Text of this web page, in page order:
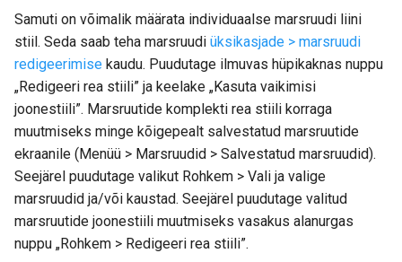
Samuti on võimalik määrata individuaalse marsruudi liini
stiil. Seda saab teha marsruudi üksikasjade > marsruudi
redigeerimise kaudu. Puudutage ilmuvas hüpikaknas nuppu
„Redigeeri rea stiili” ja keelake „Kasuta vaikimisi
joonestiili”. Marsruutide komplekti rea stiili korraga
muutmiseks minge kõigepealt salvestatud marsruutide
ekraanile (Menüü > Marsruudid > Salvestatud marsruudid).
Seejärel puudutage valikut Rohkem > Vali ja valige
marsruudid ja/või kaustad. Seejärel puudutage valitud
marsruutide joonestiili muutmiseks vasakus alanurgas
nuppu „Rohkem > Redigeeri rea stiili”.